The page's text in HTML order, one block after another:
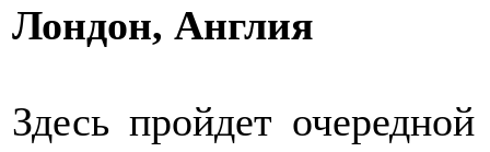
Лондон, Англия
Здесь пройдет